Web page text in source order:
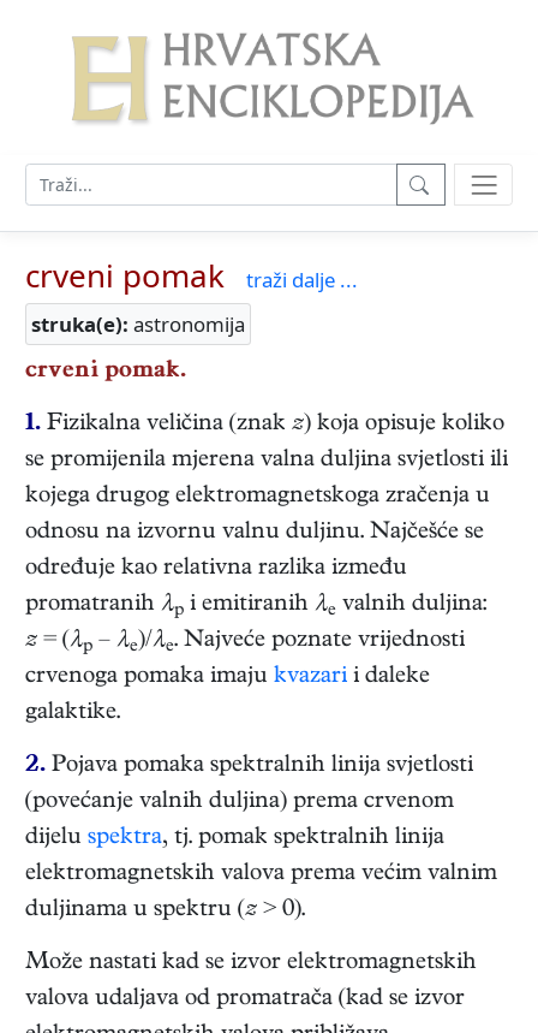
crveni pomak
traži dalje ...
struka(e): astronomija
crveni pomak.
1. Fizikalna veličina (znak z) koja opisuje koliko
se promijenila mjerena valna duljina svjetlosti ili
kojega drugog elektromagnetskoga zračenja u
odnosu na izvornu valnu duljinu. Najčešće se
određuje kao relativna razlika između
promatranih λp i emitiranih λe valnih duljina:
z = (λp – λe)/λe. Najveće poznate vrijednosti
crvenoga pomaka imaju kvazari i daleke
galaktike.
2. Pojava pomaka spektralnih linija svjetlosti
(povećanje valnih duljina) prema crvenom
dijelu spektra, tj. pomak spektralnih linija
elektromagnetskih valova prema većim valnim
duljinama u spektru (z > 0).
Može nastati kad se izvor elektromagnetskih
valova udaljava od promatrača (kad se izvor